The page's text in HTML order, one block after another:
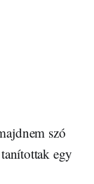
szó
egy